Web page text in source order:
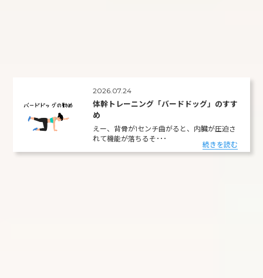
2026.07.24
体幹トレーニング「バードドッグ」のすす
め
えー、背骨が1センチ曲がると、内臓が圧迫さ
れて機能が落ちるそ･･･
続きを読む